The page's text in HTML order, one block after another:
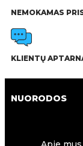
NEMOKAMAS
KLIENTŲ
NUORODOS